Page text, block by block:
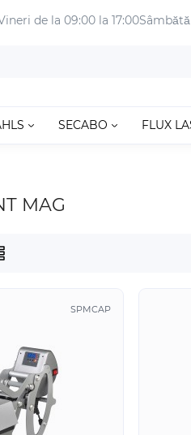
de la 09:00 la 17:00
SECABO FLUX
MAG
SPMCAP